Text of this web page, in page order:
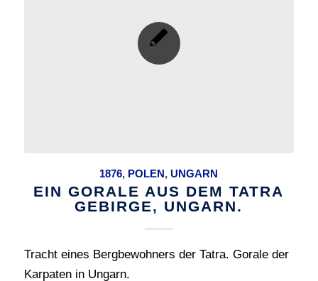
1876, POLEN,UNGARN
EIN GORALE AUS DEM TATRA
GEBIRGE, UNGARN.
Tracht eines Bergbewohners der Tatra. Gorale der
Karpaten in Ungarn.